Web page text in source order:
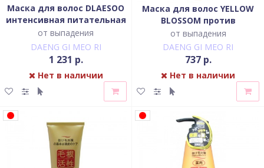
Маска для волос DLAESOO
интенсивная питательная
против выпадения
от выпадения
DAENG GI MEO RI
1 231 р.
Нет в наличии
Маска для волос YELLOW
BLOSSOM против
выпадения
от выпадения
DAENG GI MEO RI
737 р.
Нет в наличии